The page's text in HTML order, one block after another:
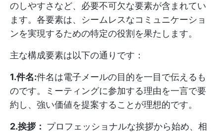
のしやすさなど、必要不可欠な要素が含まれてい
ます。各要素は、シームレスなコミュニケーショ
ンを実現するための特定の役割を果たします。
主な構成要素は以下の通りです：
1.件名:件名は電子メールの目的を一目で伝えるも
のです。ミーティングに参加する理由を一言で要
約し、強い価値を提案することが理想的です。
2.挨拶： プロフェッショナルな挨拶から始め、相